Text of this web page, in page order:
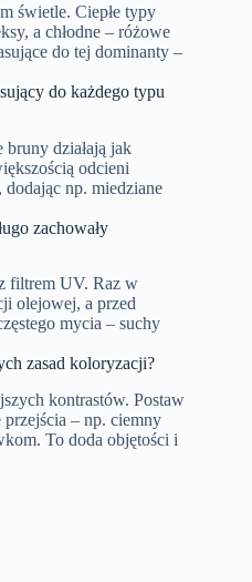
świetle. Ciepłe typy
a chłodne – różowe
do tej dominanty –
do każdego typu
działają jak
odcieni
np. miedziane
zachowały
filtrem UV. Raz w
olejowej, a przed
mycia – suchy
zasad koloryzacji?
kontrastów. Postaw
– np. ciemny
To doda objętości i